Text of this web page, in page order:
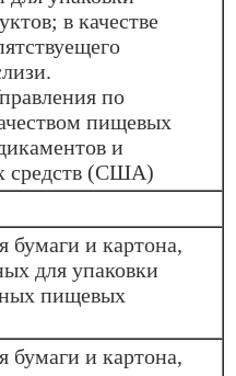
в качестве
по
пищевых
и
средств (США)
бумаги и картона,
для упаковки
пищевых
бумаги и картона,